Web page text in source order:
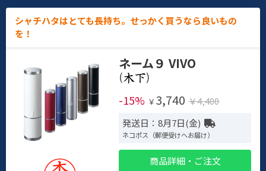
シャチハタはとても長持ち。せっかく買うなら良いもの
を！
ネーム９ VIVO
(
)
-15% ￥ 3,740 ￥4,400
発送日：8月7日(金)
ネコポス（郵便受けへお届け）
商品詳細・ご注文